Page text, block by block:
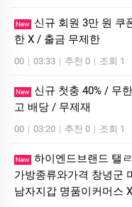
New
신규 회원 3만 원 쿠
한 X / 출금 무제한
00 | 03:33 | 추천 0 | 조회 1
New
신규 첫충 40% / 무
고 배당 / 무제재
00 | 03:20 | 추천 0 | 조회 1
New 하이엔드브랜드 탤
가방종류와가격 창녕군
남자지갑 명품이커머스